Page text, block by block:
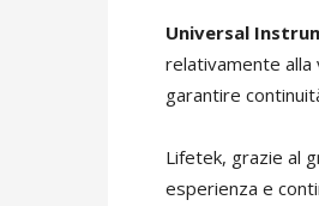
Universal
relativamente
garantire
Lifetek, grazie al
esperienza e